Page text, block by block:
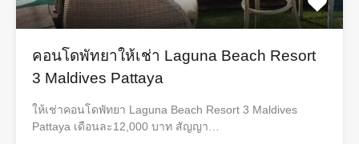
คอนโดพัทยาให้เช่า Laguna Beach Resort
3 Maldives Pattaya
ให้เช่าคอนโดพัทยา Laguna Beach Resort 3 Maldives
Pattaya เดือน​ละ​12,000 บาท​ สัญญา​…